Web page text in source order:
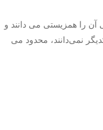
آن را همزیستی می دانند و
نمی‌دانند، محدود می